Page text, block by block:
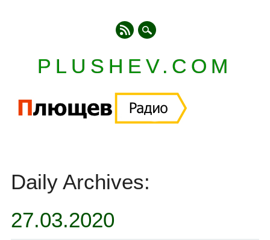
PLUSHEV.COM
content
Daily Archives:
27.03.2020